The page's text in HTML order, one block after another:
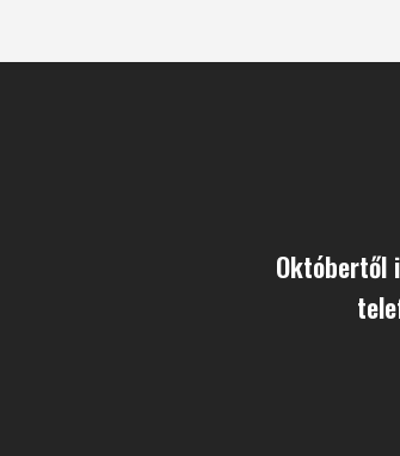
Októbertől